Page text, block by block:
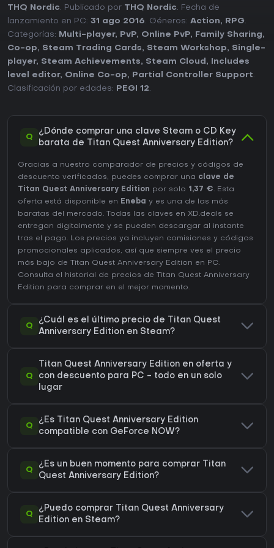
THQ Nordic. Publicado por THQ Nordic. Fecha de
lanzamiento en PC: 31 ago 2016. Géneros: Action, RPG.
Categorías:
Multi-player, PvP, Online PvP, Family Sharing,
Co-op, Steam Trading Cards, Steam Workshop, Single-
player, Steam Achievements, Steam Cloud ,
Includes
level editor, Online Co-op, Partial Controller Support.
Clasificación por edades:
PEGI 12.
Q
¿Dónde comprar una clave Steam o CD Key
barata de Titan Quest Anniversary Edition?
Gracias a nuestro comparador de precios y códigos de
descuento verificados, puedes comprar una clave de
Titan Quest Anniversary Edition por solo 1,37 €. Esta
oferta está disponible en Eneba y es una de las más
baratas del mercado. Todas las claves en XD.deals se
entregan digitalmente y se pueden descargar al instante
tras el pago. Los precios ya incluyen comisiones y códigos
promocionales aplicados, así que siempre ves el precio
más bajo de Titan Quest Anniversary Edition en PC.
Consulta el
historial de precios de Titan Quest Anniversary
Edition para comprar en el mejor momento.
Q
¿Cuál es el último precio de Titan Quest
Anniversary Edition en Steam?
Q
Titan Quest Anniversary Edition en oferta y
con descuento para PC - todo en un solo
lugar
Q
¿Es Titan Quest Anniversary Edition
compatible con GeForce NOW?
Q
¿Es un buen momento para comprar Titan
Quest Anniversary Edition?
Q
¿Puedo comprar Titan Quest Anniversary
Edition en Steam?